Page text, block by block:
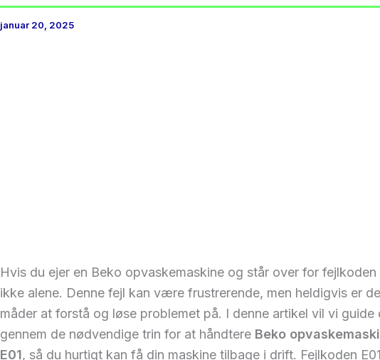
januar 20, 2025
Hvis du ejer en Beko opvaskemaskine og står over for fejlkoden
ikke alene. Denne fejl kan være frustrerende, men heldigvis er
måder at forstå og løse problemet på. I denne artikel vil vi guide
gennem de nødvendige trin for at håndtere Beko
E01, så du hurtigt kan få din maskine tilbage i drift. Fejlkoden